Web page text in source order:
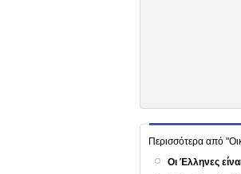
Περισσότερα από
Οι Έλληνες